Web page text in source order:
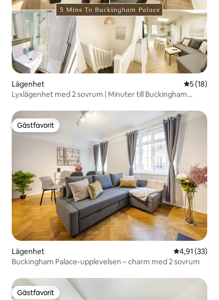
Lägenhet 5 av 5 i
5 (18)
Lyxlägenhet med 2 sovrum | Minuter till Buckingham
Gästfavorit
Gästfavorit
Lägenhet 4,91 av 5 i
4,91 (33)
Buckingham Palace-upplevelsen – charm med 2 sovrum
Gästfavorit
Gästfavorit